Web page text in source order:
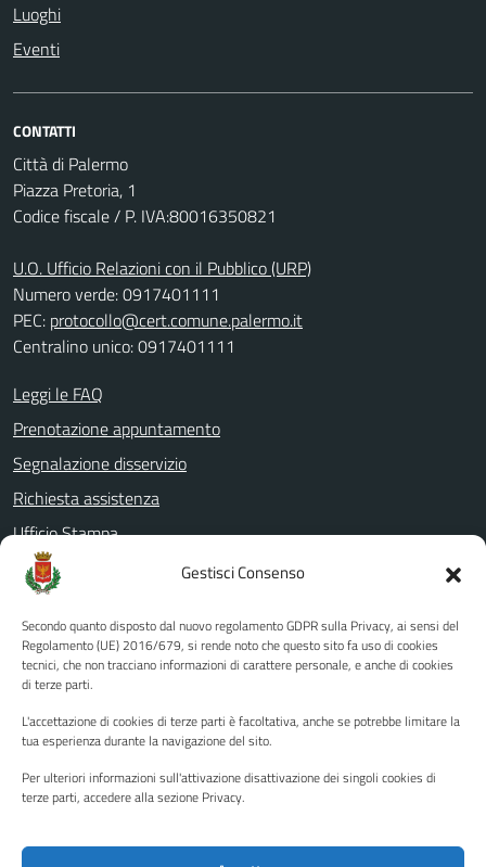
Gestisci Consenso
Secondo quanto disposto dal nuovo regolamento GDPR sulla Privacy, ai sensi del
Regolamento (UE) 2016/679, si rende noto che questo sito fa uso di cookies
tecnici, che non tracciano informazioni di carattere personale, e anche di cookies
di terze parti.
L'accettazione di cookies di terze parti è facoltativa, anche se potrebbe limitare la
tua esperienza durante la navigazione del sito.
Per ulteriori informazioni sull'attivazione disattivazione dei singoli cookies di
terze parti, accedere alla sezione Privacy.
Luoghi
Eventi
CONTATTI
Città di Palermo
Piazza Pretoria, 1
Codice fiscale / P. IVA:80016350821
U.O. Ufficio Relazioni con il Pubblico (URP)
Numero verde: 0917401111
PEC: protocollo@cert.comune.palermo.it
Centralino unico: 0917401111
Leggi le FAQ
Prenotazione appuntamento
Segnalazione disservizio
Richiesta assistenza
Ufficio Stampa
Amministrazione Trasparente
Albo pretorio
Informativa privacy
Note legali
Piano di miglioramento del sito